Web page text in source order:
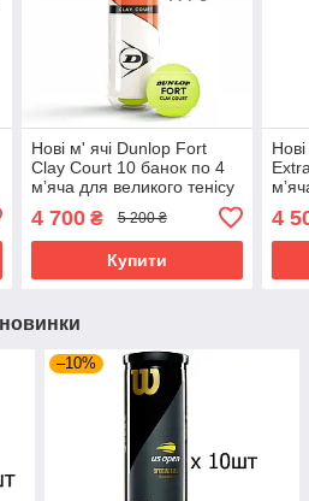
Нові м' ячі Dunlop Fort
Clay Court 10 банок по 4
мʼяча для великого тенісу
4 700₴ 5 200 ₴
Купити
4
новинки
–10%